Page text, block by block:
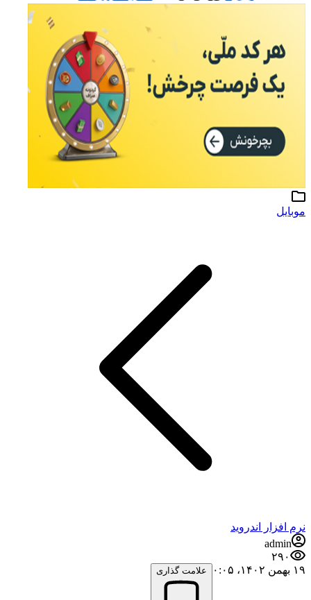
موبایل
نرم افزار اندروید
admin
۲۹۰
۱۹ بهمن ۱۴۰۲،‏ ۰:۰۵
علامت گذاری